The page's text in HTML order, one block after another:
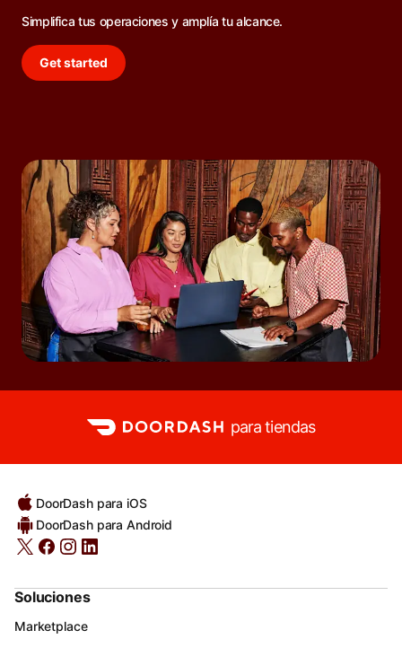
Simplifica tus operaciones y amplía tu alcance.
Get started
para tiendas
DoorDash para iOS
DoorDash para Android
Soluciones
Marketplace